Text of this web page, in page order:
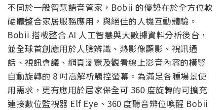
不同於一般智慧語音管家，Bobii 的優勢在於全方位軟
硬體整合家居服務應用，與絕佳的人機互動體驗。
Bobii 搭載整合 AI 人工智慧與大數據資料分析後台，
並全球首創應用於人臉辨識、熱影像顯影、視訊通
話、視訊會議、網頁瀏覽及觀看線上影音內容的橫豎
自動旋轉的 8 吋高解析觸控螢幕。為滿足各種場景使
用需求，更有應用於居家保全可 360 度旋轉的可擴充
連接數位監視器 Elf Eye、360 度聽音辨位喚醒 Bobii